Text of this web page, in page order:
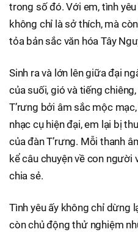
trong số đó. Với em, tình
không chỉ là sở thích, mà
tỏa bản sắc văn hóa Tây
Sinh ra và lớn lên giữa đại
của suối, gió và tiếng
T’rưng bởi âm sắc mộc
nhạc cụ hiện đại, em lại bị
của đàn T’rưng. Mỗi thanh
kể câu chuyện về con người
chia sẻ.
Tình yêu ấy không chỉ dừng
còn chủ động thử nghiệm